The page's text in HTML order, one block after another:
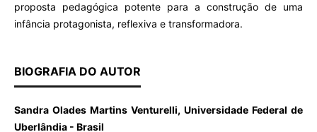
proposta pedagógica potente para a construção de uma
infância protagonista, reflexiva e transformadora.
BIOGRAFIA DO AUTOR
Sandra Olades Martins Venturelli, Universidade Federal de
Uberlândia - Brasil